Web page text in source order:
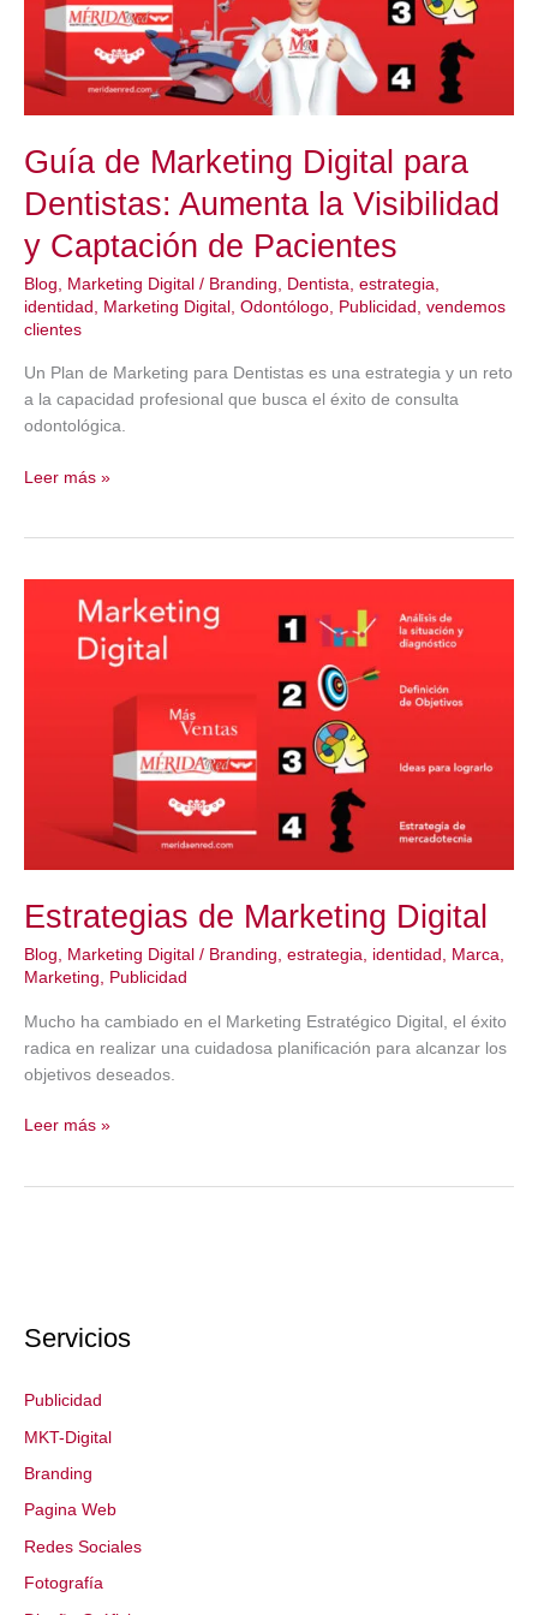
Guía de Marketing Digital para
Dentistas: Aumenta la Visibilidad
y Captación de Pacientes
Blog, Marketing Digital / Branding, Dentista, estrategia,
identidad , Marketing Digital , Odontólogo, Publicidad , vendemos
clientes
Un Plan de Marketing para Dentistas es una estrategia y un reto
a la capacidad profesional que busca el éxito de consulta
odontológica.
Guía
para
Dentistas:
Aumenta
Leer más »
Estrategias de Marketing Digital
Blog, Marketing Digital / Branding, estrategia, identidad , Marca,
Marketing, Publicidad
Mucho ha cambiado en el Marketing Estratégico Digital, el éxito
radica en realizar una cuidadosa planificación para alcanzar los
objetivos deseados.
Estrategias
Leer más »
Servicios
Publicidad
MKT-Digital
Branding
Pagina Web
Redes Sociales
Fotografía